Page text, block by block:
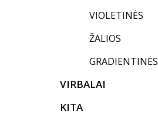
VIOLETINĖS
ŽALIOS
GRADIENTINĖS
VIRBALAI
KITA